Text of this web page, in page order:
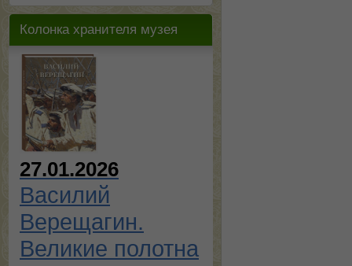
Колонка хранителя музея
27.01.2026
Василий
Верещагин.
Великие полотна